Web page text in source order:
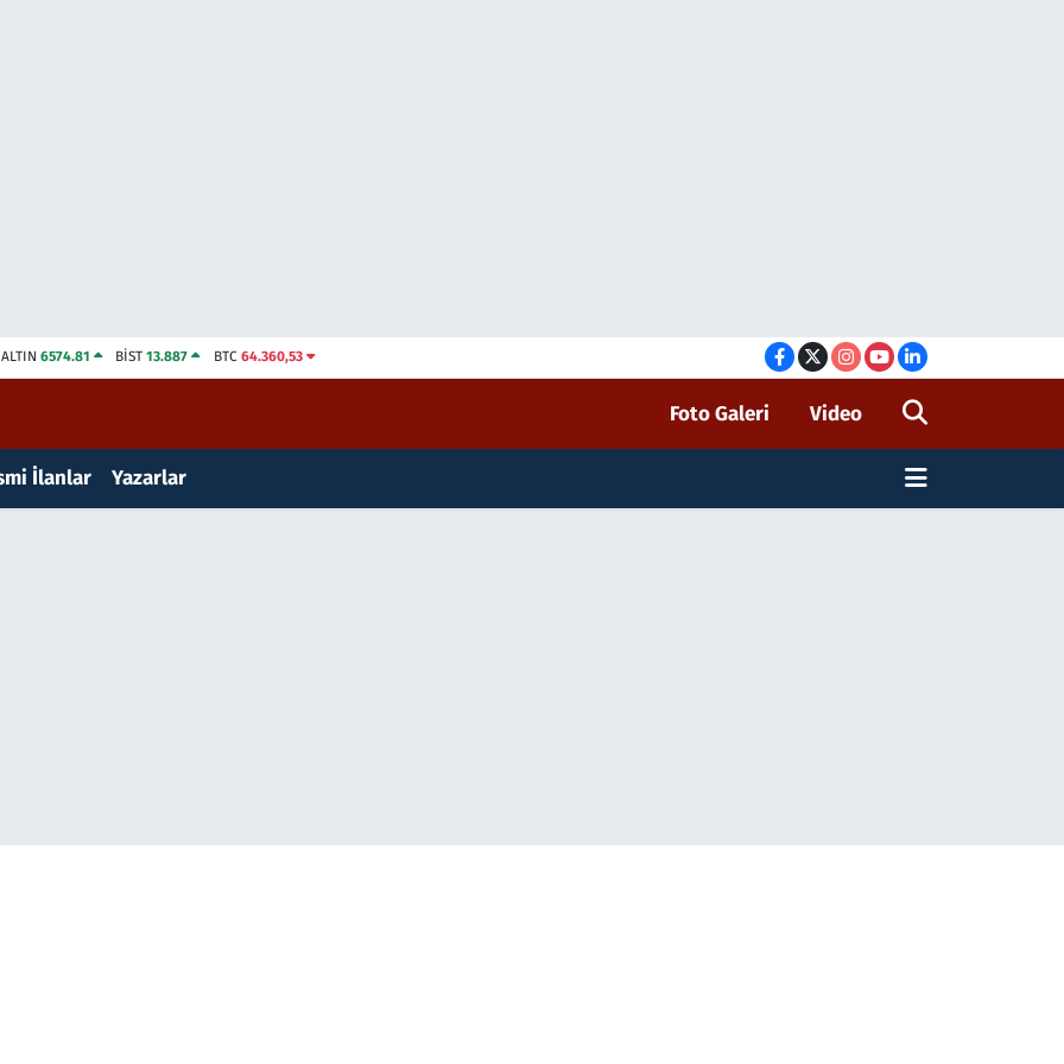
ALTIN 6574.81 BİST13.887 BTC 64.360,53
Foto Galeri Video
İlanlar Yazarlar